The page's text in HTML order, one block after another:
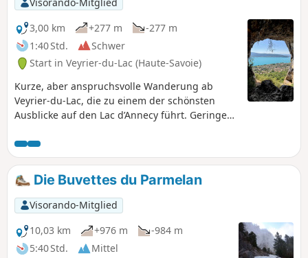
3,00 km
+277 m
-277 m
1:40 Std.
Schwer
Start in Veyrier-du-Lac (Haute-Savoie)
Kurze, aber anspruchsvolle Wanderung ab
Veyrier-du-Lac, die zu einem der schönsten
Ausblicke auf den Lac d’Annecy führt. Geringe
schwindelerregende Schlusspassage mit
Sicherheitsseil. Seit der Öffnung der Höhle ist
der Blick auf den Lac d’Annecy und das Bauges-
Massiv außergewöhnlich.Für Menschen mit
Höhenangst und bei feuchtem Wetter dringend
nicht zu empfehlen. Nur für Wanderer
geeignet, die mit der exponierten Lage
zurechtkommen.
Die Buvettes du Parmelan
Visorando-Mitglied
10,03 km
+976 m
-984 m
5:40 Std.
Mittel